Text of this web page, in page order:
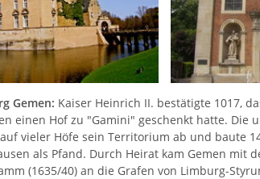
Gemen: Kaiser Heinrich II. bestätigte 1017,
einen Hof zu "Gamini" geschenkt hatte. Die
vieler Höfe sein Territorium ab und baute
als Pfand. Durch Heirat kam Gemen mit
(1635/40) an die Grafen von Limburg-